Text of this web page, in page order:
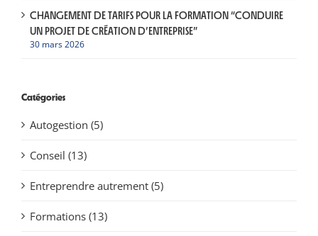
CHANGEMENT DE TARIFS POUR LA FORMATION “CONDUIRE
UN PROJET DE CRÉATION D’ENTREPRISE”
30 mars 2026
Catégories
Autogestion (5)
Conseil (13)
Entreprendre autrement (5)
Formations (13)